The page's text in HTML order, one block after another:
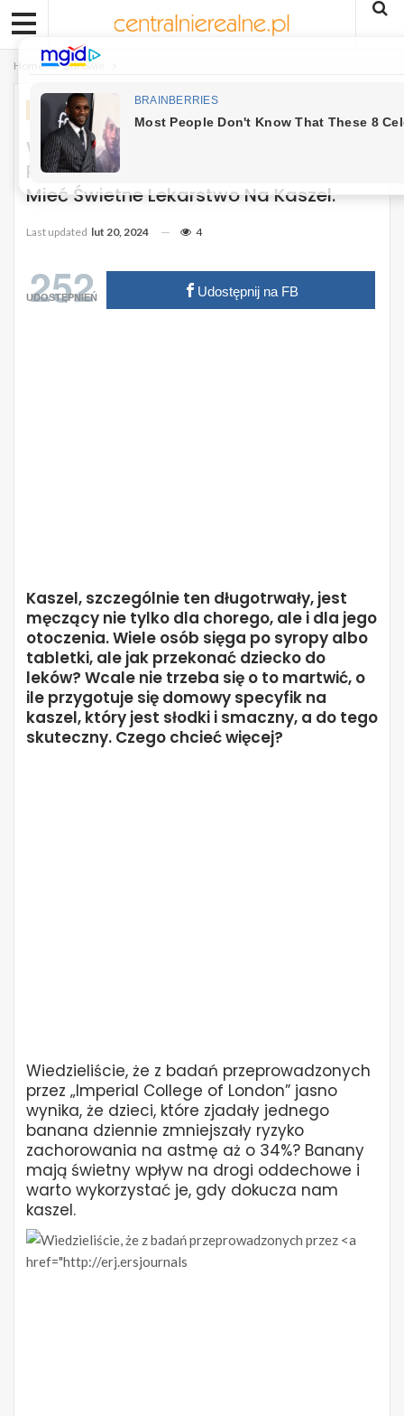
Home Zdrowie
ZDROWIE
Wystarczy Połączyć Banany Z Tym, Co
Prawie Każdy Z Nas Ma W Domu, By
Mieć Świetne Lekarstwo Na Kaszel.
Last updated lut 20, 2024 4
252
UDOSTĘPNIEŃ Udostępnij na FB
Kaszel, szczególnie ten długotrwały, jest
męczący nie tylko dla chorego, ale i dla jego
otoczenia. Wiele osób sięga po syropy albo
tabletki, ale jak przekonać dziecko do
leków? Wcale nie trzeba się o to martwić, o
ile przygotuje się domowy specyfik na
kaszel, który jest słodki i smaczny, a do tego
skuteczny. Czego chcieć więcej?
Wiedzieliście, że z badań przeprowadzonych
przez „Imperial College of London” jasno
wynika, że dzieci, które zjadały jednego
banana dziennie zmniejszały ryzyko
zachorowania na astmę aż o 34%? Banany
mają świetny wpływ na drogi oddechowe i
warto wykorzystać je, gdy dokucza nam
kaszel.